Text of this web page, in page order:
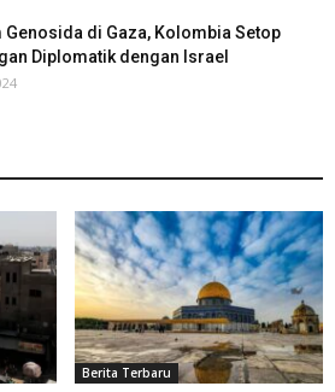
Genosida di Gaza, Kolombia Setop
Diplomatik dengan Israel
Berita Terbaru